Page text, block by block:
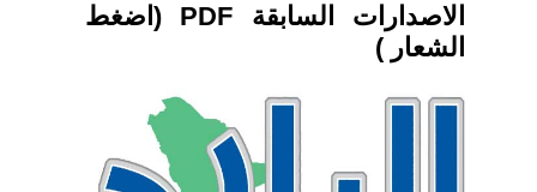
الاصدارات السابقة PDF (اضغط
الشعار )